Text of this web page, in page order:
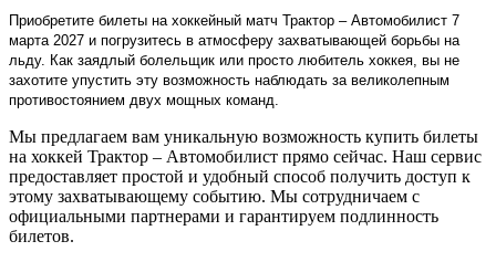
Приобретите билеты на хоккейный матч Трактор – Автомобилист 7
марта 2027 и погрузитесь в атмосферу захватывающей борьбы на
льду. Как заядлый болельщик или просто любитель хоккея, вы не
захотите упустить эту возможность наблюдать за великолепным
противостоянием двух мощных команд.
Мы предлагаем вам уникальную возможность купить билеты
на хоккей Трактор – Автомобилист прямо сейчас. Наш сервис
предоставляет простой и удобный способ получить доступ к
этому захватывающему событию. Мы сотрудничаем с
официальными партнерами и гарантируем подлинность
билетов.